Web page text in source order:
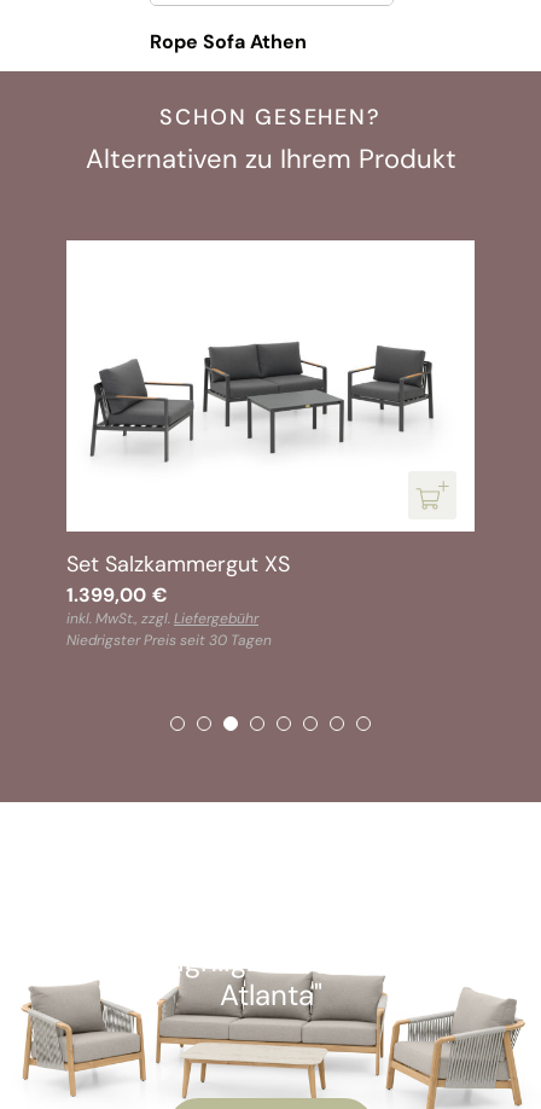
Rope Sofa Athen
SCHON GESEHEN?
Alternativen zu Ihrem Produkt
Set Salzkammergut XS
1.399,00 €
inkl. MwSt., zzgl.Liefergebühr
Niedrigster Preis seit 30 Tagen
Kunden-Highlight: "Alu Lounge-Set
Atlanta"